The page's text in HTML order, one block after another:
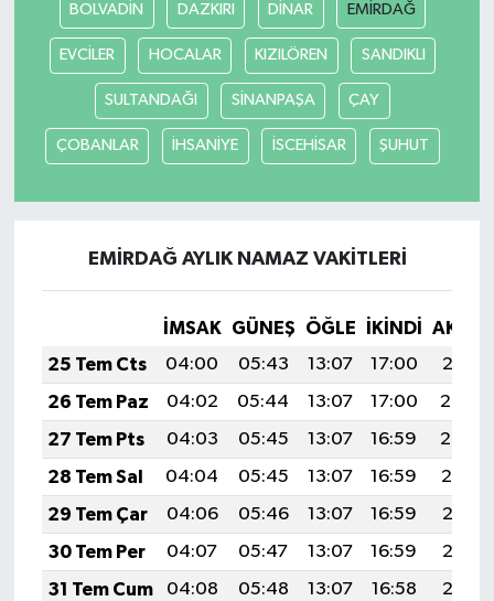
BOLVADİN DAZKIRI DİNAR EMİRDAĞ
EVCİLER HOCALAR KIZILÖREN SANDIKLI
SULTANDAĞI SİNANPAŞA ÇAY
ÇOBANLAR İHSANİYE İSCEHİSAR ŞUHUT
EMİRDAĞ AYLIK NAMAZ VAKITLERI
İMSAK GÜNEŞ ÖĞLE İKINDI
25 Tem Cts
04:00 05:43 13:07 17:00
20:21
26 Tem Paz
04:02 05:44 13:07 17:00
20:20
27 Tem Pts
04:03 05:45 13:07 16:59
20:20
28 Tem Sal
04:04 05:45 13:07 16:59
20:19
29 Tem Çar
04:06 05:46 13:07 16:59
20:18
30 Tem Per
04:07 05:47 13:07 16:59
20:17
31 Tem Cum
04:08 05:48 13:07 16:58
20:16